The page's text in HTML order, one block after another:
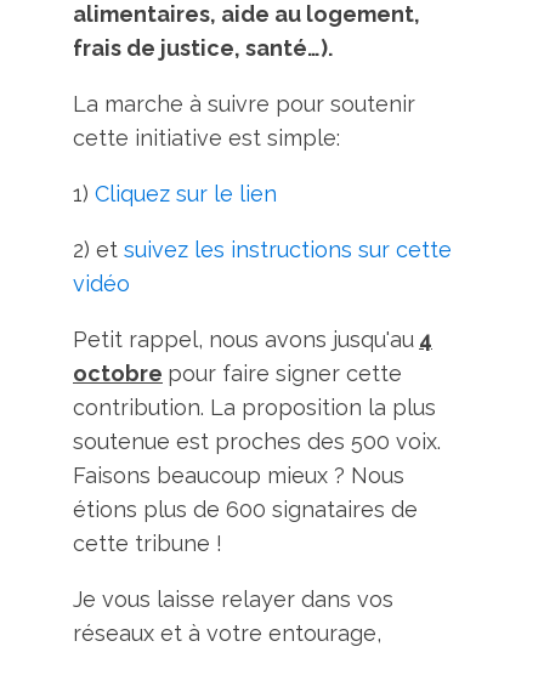
alimentaires, aide au logement,
frais de justice, santé…).
La marche à suivre pour soutenir
cette initiative est simple:
1) Cliquez sur le lien
2) et suivez les instructions sur cette
vidéo
Petit rappel, nous avons jusqu'au 4
octobre pour faire signer cette
contribution. La proposition la plus
soutenue est proches des 500 voix.
Faisons beaucoup mieux ? Nous
étions plus de 600 signataires de
cette tribune !
Je vous laisse relayer dans vos
réseaux et à votre entourage,